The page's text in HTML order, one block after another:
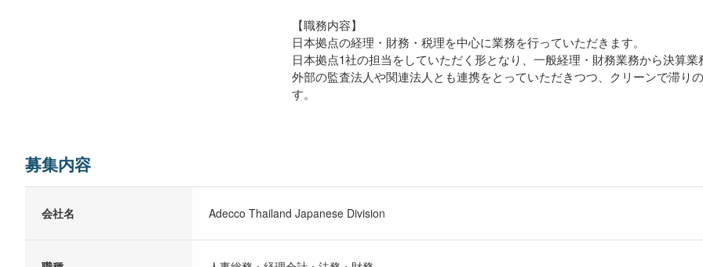
【職務内容】
日本拠点の経理・財務・税理を中心に業務を行っていただきます。
日本拠点1社の担当をしていただく形となり、一般経理・財務業務から決算
外部の監査法人や関連法人とも連携をとっていただきつつ、クリーンで滞り
す。
募集内容
会社名 Adecco Thailand Japanese Division